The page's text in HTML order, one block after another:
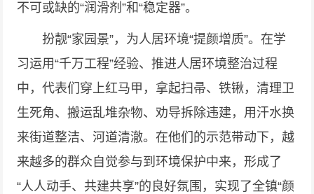
不可或缺的“润滑剂”和“稳定器”。
扮靓“家园景”，为人居环境“提颜增质”。在学
习运用“千万工程”经验、推进人居环境整治过程
中，代表们穿上红马甲，拿起扫帚、铁锹，清理卫
生死角、搬运乱堆杂物、劝导拆除违建，用汗水换
来街道整洁、河道清澈。在他们的示范带动下，越
来越多的群众自觉参与到环境保护中来，形成了
“人人动手、共建共享”的良好氛围，实现了全镇“颜